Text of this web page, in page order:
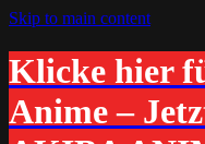
Skip to main content
Klicke hier
Anime –